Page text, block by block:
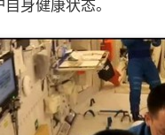
身健康状态。